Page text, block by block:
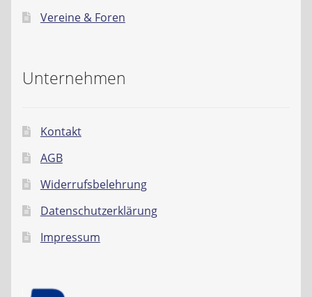
Vereine & Foren
Unternehmen
Kontakt
AGB
Widerrufsbelehrung
Datenschutzerklärung
Impressum